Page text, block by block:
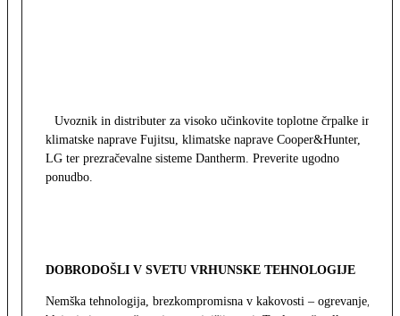
Uvoznik in distributer za visoko učinkovite toplotne črpalke in
klimatske naprave Fujitsu, klimatske naprave Cooper&Hunter,
LG ter prezračevalne sisteme Dantherm. Preverite ugodno
ponudbo.
DOBRODOŠLI V SVETU VRHUNSKE TEHNOLOGIJE
Nemška tehnologija, brezkompromisna v kakovosti – ogrevanje,